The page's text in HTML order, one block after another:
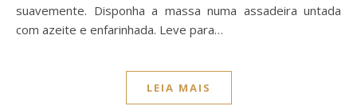
suavemente. Disponha a massa numa assadeira untada
com azeite e enfarinhada. Leve para…
LEIA MAIS